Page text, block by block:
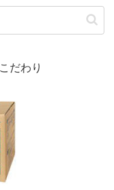
だわり